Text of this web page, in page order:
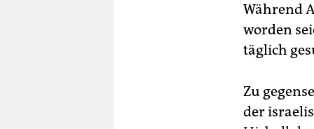
Während
worden
täglich
Zu
der